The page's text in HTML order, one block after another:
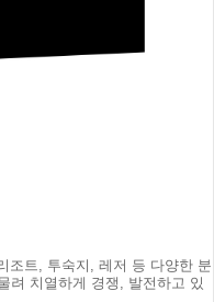
조트, 투숙지, 레저 등 다양한 분
려 치열하게 경쟁, 발전하고 있